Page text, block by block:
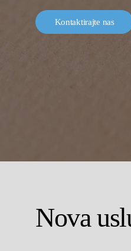
Kontaktirajte nas
Nova